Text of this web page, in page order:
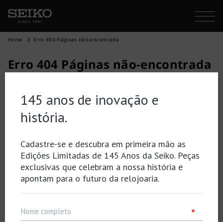
Home Erro 404 Páginas não-encontrada
Erro 404 Páginas não-encontrada
É possível que a página que procura já não exista ou
Voltar